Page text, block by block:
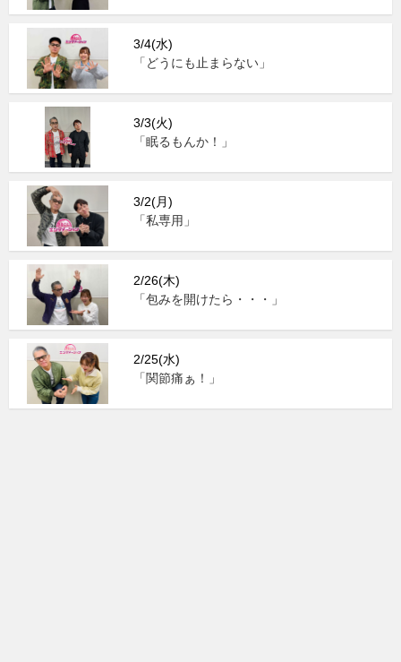
3/4(水)
「どうにも止まらない」
3/3(火)
「眠るもんか！」
3/2(月)
「私専用」
2/26(木)
「包みを開けたら・・・」
2/25(水)
「関節痛ぁ！」